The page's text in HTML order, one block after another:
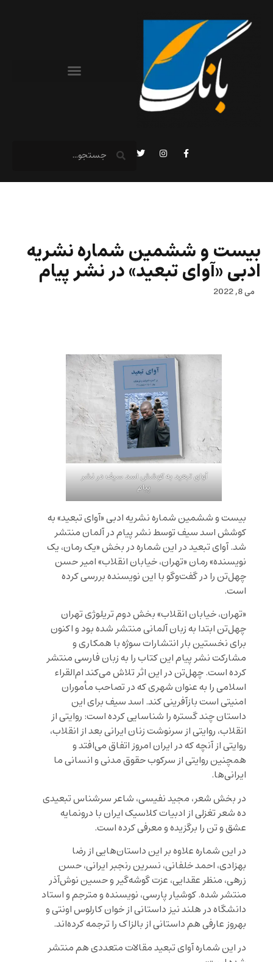
بیست و ششمین شماره نشریه
ادبی «آوای تبعید» در نشر پیام
می 8, 2022
آوای تبعید به کوشش اسد سیف در نشر
پیام
بیست و ششمین شماره نشریه ادبی «آوای تبعید» به
کوشش اسد سیف توسط نشر پیام در آلمان منتشر
شد. آوای تبعید در این شماره در بخش «یک رمان، یک
نویسنده» رمان «تهران، خیابان انقلاب» امیر حسن
چهل‌تن را در گفت‌وگو با این نویسنده بررسی کرده
است.
«تهران، خیابان انقلاب» بخش دوم تریلوژی تهران
چهل‌تن ابتدا به زبان آلمانی منتشر شده بود و اکنون
برای نخستین بار انتشارات سوژه با همکاری و
مشارکت نشر پیام این کتاب را به زبان فارسی منتشر
کرده است. چهل‌تن در این اثر تلاش می‌کند ام‌القراء
اسلامی را به عنوان شهری که در تصاحب مأموران
امنیتی است بازآفرینی کند. اسد سیف برای این
داستان چند گستره را شناسایی کرده است: روایتی از
انقلاب، روایتی از سرنوشت زنان ایرانی بعد از انقلاب،
روایتی از آنچه که در ایران امروز اتفاق می‌افتد و
همچنین روایتی از سرکوب حقوق مدنی و انسانی ما
ایرانی‌ها.
در بخش شعر، مجید نفیسی، شاعر سرشناس تبعیدی
ده شعر تغزلی از ادبیات کلاسیک ایران با درونمایه
عشق و تن را برگزیده و معرفی کرده است.
در این شماره علاوه بر این داستان‌هایی از رضا
بهزادی، احمد خلفانی، نسرین رنجبر ایرانی، حسن
زرهی، منظر عقدایی، عزت گوشه‌گیر و حسین نوش‌آذر
منتشر شده. کوشیار پارسی، نویسنده و مترجم و استاد
دانشگاه در هلند نیز داستانی از خوان کارلوس اونتی و
بهروز عارفی هم داستانی از بالزاک را ترجمه کرده‌اند.
در این شماره آوای تبعید مقالات متعددی هم منتشر